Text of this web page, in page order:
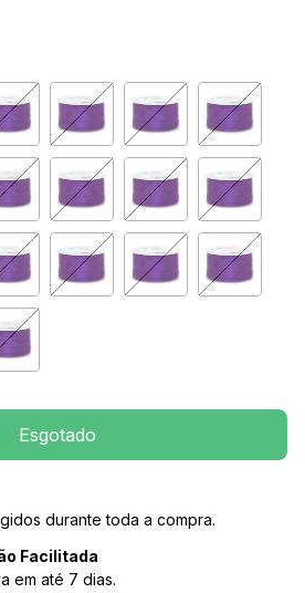
durante toda a compra.
Facilitada
em até 7 dias.